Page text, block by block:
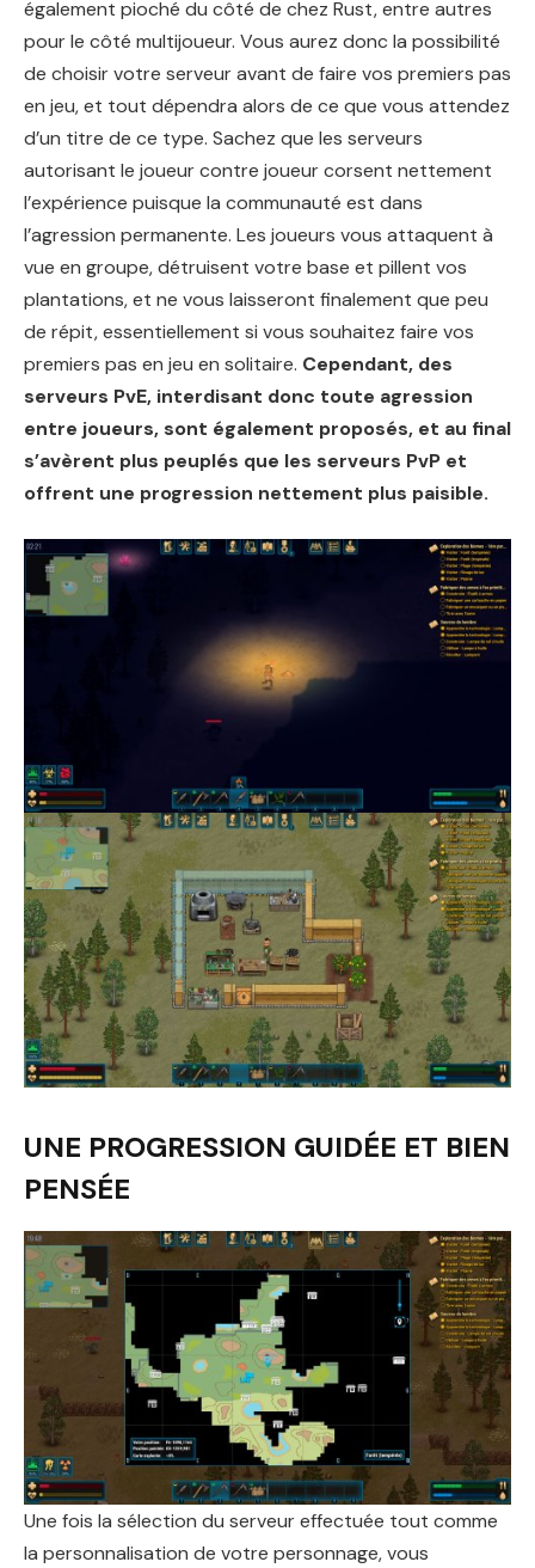
également pioché du côté de chez Rust, entre autres
pour le côté multijoueur. Vous aurez donc la possibilité
de choisir votre serveur avant de faire vos premiers pas
en jeu, et tout dépendra alors de ce que vous attendez
d’un titre de ce type. Sachez que les serveurs
autorisant le joueur contre joueur corsent nettement
l’expérience puisque la communauté est dans
l’agression permanente. Les joueurs vous attaquent à
vue en groupe, détruisent votre base et pillent vos
plantations, et ne vous laisseront finalement que peu
de répit, essentiellement si vous souhaitez faire vos
premiers pas en jeu en solitaire. Cependant, des
serveurs PvE, interdisant donc toute agression
entre joueurs, sont également proposés, et au final
s’avèrent plus peuplés que les serveurs PvP et
offrent une progression nettement plus paisible.
UNE PROGRESSION GUIDÉE ET BIEN
PENSÉE
Une fois la sélection du serveur effectuée tout comme
la personnalisation de votre personnage, vous